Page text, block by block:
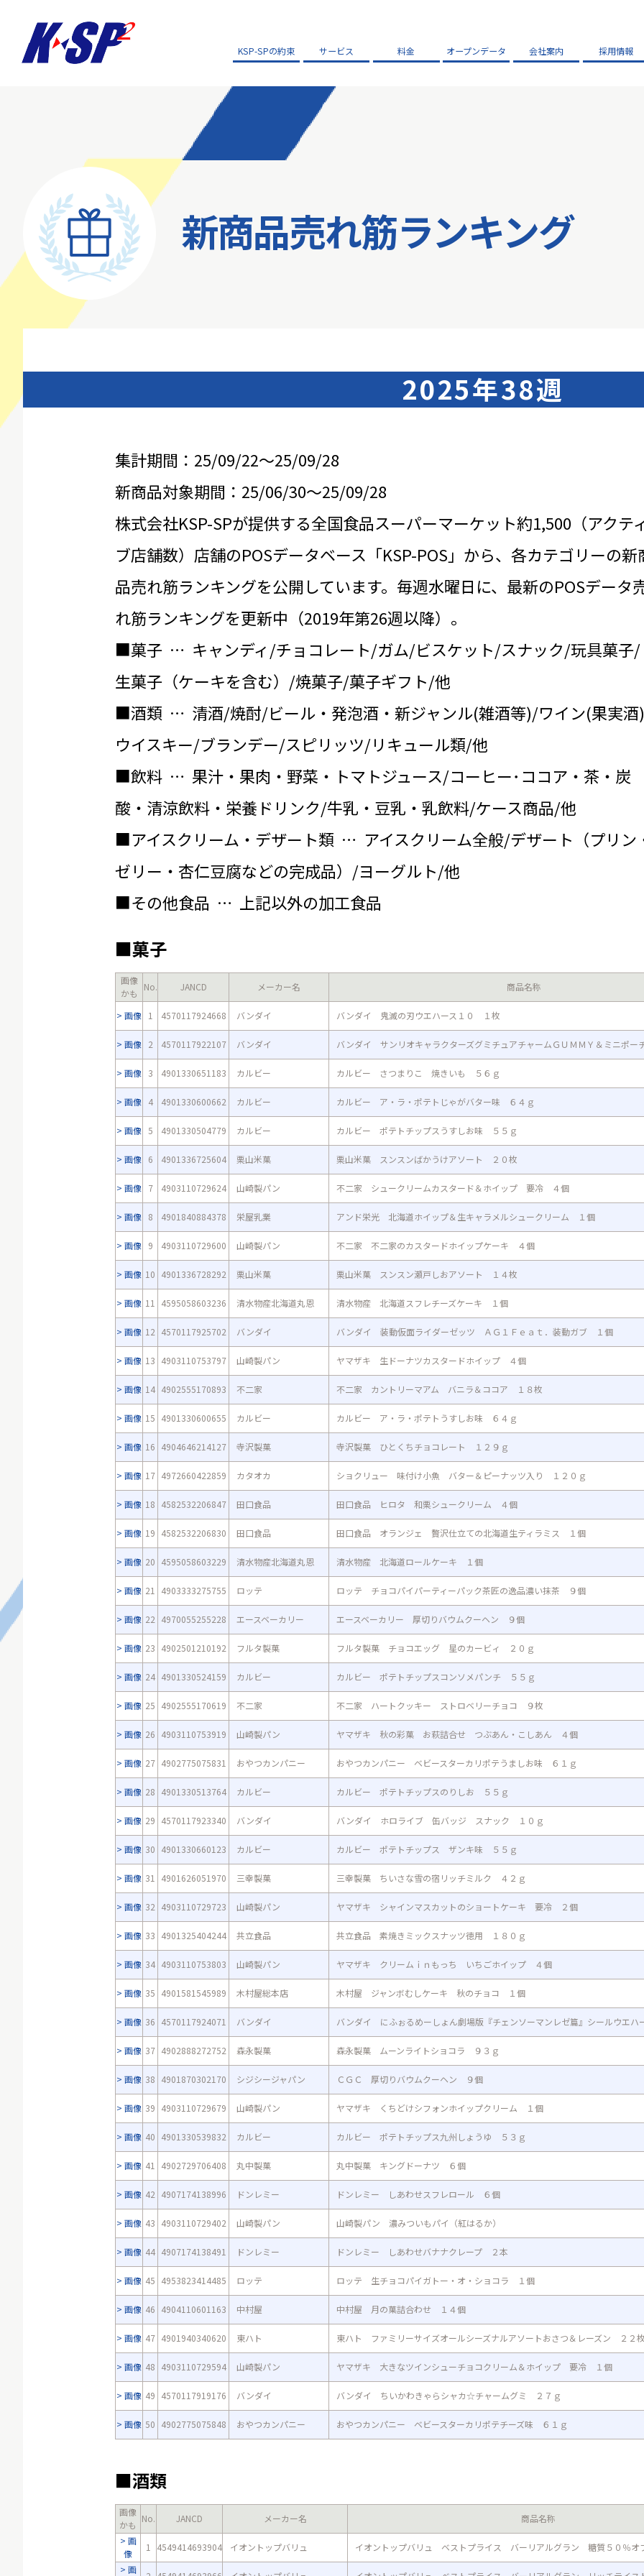
KSP-SPの約束 サービス 料金 オープンデータ 会社案内 採用情報
新商品売れ筋ランキング
2025年38週
集計期間：25/09/22～25/09/28
新商品対象期間：25/06/30～25/09/28
株式会社KSP-SPが提供する全国食品スーパーマーケット約1,500（アクテ
ブ店舗数）店舗のPOSデータベース「KSP-POS」から、各カテゴリーの新
品売れ筋ランキングを公開しています。毎週水曜日に、最新のPOSデータ
れ筋ランキングを更新中（2019年第26週以降）。
■菓子 … キャンディ/チョコレート/ガム/ビスケット/スナック/玩具菓子/
生菓子（ケーキを含む）/焼菓子/菓子ギフト/他
■酒類 … 清酒/焼酎/ビール・発泡酒・新ジャンル(雑酒等)/ワイン(果実
ウイスキー/ブランデー/スピリッツ/リキュール類/他
■飲料 … 果汁・果肉・野菜・トマトジュース/コーヒー･ココア・茶・炭
酸・清涼飲料・栄養ドリンク/牛乳・豆乳・乳飲料/ケース商品/他
■アイスクリーム・デザート類 … アイスクリーム全般/デザート（プリン
ゼリー・杏仁豆腐などの完成品）/ヨーグルト/他
■その他食品 … 上記以外の加工食品
■菓子
画像
かも
No. JANCD メーカー名 商品名称
画像 1 4570117924668 バンダイ バンダイ 鬼滅の刃ウエハース１０ １枚
画像 2 4570117922107 バンダイ バンダイ サンリオキャラクターズグミチュアチャームＧＵＭＭＹ＆ミニポ
画像 3 4901330651183 カルビー カルビー さつまりこ 焼きいも ５６ｇ
画像 4 4901330600662 カルビー カルビー ア・ラ・ポテトじゃがバター味 ６４ｇ
画像 5 4901330504779 カルビー カルビー ポテトチップスうすしお味 ５５ｇ
画像 6 4901336725604 栗山米菓 栗山米菓 スンスンばかうけアソート ２０枚
画像 7 4903110729624 山崎製パン 不二家 シュークリームカスタード＆ホイップ 要冷 ４個
画像 8 4901840884378 栄屋乳業 アンド栄光 北海道ホイップ＆生キャラメルシュークリーム １個
画像 9 4903110729600 山崎製パン 不二家 不二家のカスタードホイップケーキ ４個
画像 10 4901336728292 栗山米菓 栗山米菓 スンスン瀬戸しおアソート １４枚
画像 11 4595058603236 清水物産北海道丸恩 清水物産 北海道スフレチーズケーキ １個
画像 12 4570117925702 バンダイ バンダイ 装動仮面ライダーゼッツ ＡＧ１Ｆｅａｔ．装動ガブ １個
画像 13 4903110753797 山崎製パン ヤマザキ 生ドーナツカスタードホイップ ４個
画像 14 4902555170893 不二家 不二家 カントリーマアム バニラ＆ココア １８枚
画像 15 4901330600655 カルビー カルビー ア・ラ・ポテトうすしお味 ６４ｇ
画像 16 4904646214127 寺沢製菓 寺沢製菓 ひとくちチョコレート １２９ｇ
画像 17 4972660422859 カタオカ ショクリュー 味付け小魚 バター＆ピーナッツ入り １２０ｇ
画像 18 4582532206847 田口食品 田口食品 ヒロタ 和栗シュークリーム ４個
画像 19 4582532206830 田口食品 田口食品 オランジェ 贅沢仕立ての北海道生ティラミス １個
画像 20 4595058603229 清水物産北海道丸恩 清水物産 北海道ロールケーキ １個
画像 21 4903333275755 ロッテ ロッテ チョコパイパーティーパック茶匠の逸品濃い抹茶 ９個
画像 22 4970055255228 エースベーカリー エースベーカリー 厚切りバウムクーヘン ９個
画像 23 4902501210192 フルタ製菓 フルタ製菓 チョコエッグ 星のカービィ ２０ｇ
画像 24 4901330524159 カルビー カルビー ポテトチップスコンソメパンチ ５５ｇ
画像 25 4902555170619 不二家 不二家 ハートクッキー ストロベリーチョコ ９枚
画像 26 4903110753919 山崎製パン ヤマザキ 秋の彩菓 お萩詰合せ つぶあん・こしあん ４個
画像 27 4902775075831 おやつカンパニー おやつカンパニー ベビースターカリポテうましお味 ６１ｇ
画像 28 4901330513764 カルビー カルビー ポテトチップスのりしお ５５ｇ
画像 29 4570117923340 バンダイ バンダイ ホロライブ 缶バッジ スナック １０ｇ
画像 30 4901330660123 カルビー カルビー ポテトチップス ザンキ味 ５５ｇ
画像 31 4901626051970 三幸製菓 三幸製菓 ちいさな雪の宿リッチミルク ４２ｇ
画像 32 4903110729723 山崎製パン ヤマザキ シャインマスカットのショートケーキ 要冷 ２個
画像 33 4901325404244 共立食品 共立食品 素焼きミックスナッツ徳用 １８０ｇ
画像 34 4903110753803 山崎製パン ヤマザキ クリームｉｎもっち いちごホイップ ４個
画像 35 4901581545989 木村屋総本店 木村屋 ジャンボむしケーキ 秋のチョコ １個
画像 36 4570117924071 バンダイ バンダイ にふぉるめーしょん劇場版『チェンソーマンレゼ篇』シールウエハ
画像 37 4902888272752 森永製菓 森永製菓 ムーンライトショコラ ９３ｇ
画像 38 4901870302170 シジシージャパン ＣＧＣ 厚切りバウムクーヘン ９個
画像 39 4903110729679 山崎製パン ヤマザキ くちどけシフォンホイップクリーム １個
画像 40 4901330539832 カルビー カルビー ポテトチップス九州しょうゆ ５３ｇ
画像 41 4902729706408 丸中製菓 丸中製菓 キングドーナツ ６個
画像 42 4907174138996 ドンレミー ドンレミー しあわせスフレロール ６個
画像 43 4903110729402 山崎製パン 山崎製パン 濃みついもパイ（紅はるか）
画像 44 4907174138491 ドンレミー ドンレミー しあわせバナナクレープ ２本
画像 45 4953823414485 ロッテ ロッテ 生チョコパイガトー・オ・ショコラ １個
画像 46 4904110601163 中村屋 中村屋 月の菓詰合わせ １４個
画像 47 4901940340620 東ハト 東ハト ファミリーサイズオールシーズナルアソートおさつ＆レーズン ２２
画像 48 4903110729594 山崎製パン ヤマザキ 大きなツインシューチョコクリーム＆ホイップ 要冷 １個
画像 49 4570117919176 バンダイ バンダイ ちいかわきゃらシャカ☆チャームグミ ２７ｇ
画像 50 4902775075848 おやつカンパニー おやつカンパニー ベビースターカリポテチーズ味 ６１ｇ
■酒類
画像
かも
No. JANCD メーカー名
商品名称
画
像
1 4549414693904 イオントップバリュ
イオントップバリュ ベストプライス バーリアルグラン 糖質５０％
画